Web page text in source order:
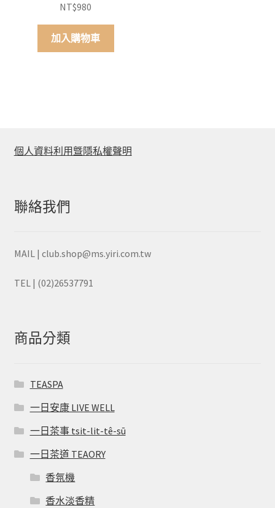
NT$980
加入購物車
個人資料利用曁隱私權聲明
聯絡我們
MAIL | club.shop@ms.yiri.com.tw
TEL | (02)26537791
商品分類
TEASPA
一日安康 LIVE WELL
一日茶事 tsit-lit-tê-sū
一日茶道 TEAORY
香氛機
香水淡香精